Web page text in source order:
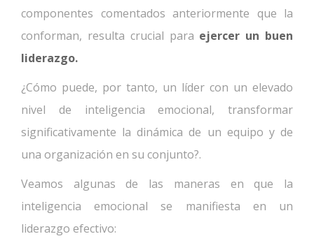
componentes comentados anteriormente que la
conforman, resulta crucial para ejercer un buen
liderazgo.
¿Cómo puede, por tanto, un líder con un elevado
nivel de inteligencia emocional, transformar
significativamente la dinámica de un equipo y de
una organización en su conjunto?.
Veamos algunas de las maneras en que la
inteligencia emocional se manifiesta en un
liderazgo efectivo: